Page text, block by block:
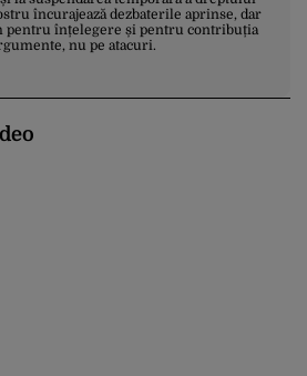
încurajează dezbaterile aprinse, dar
pentru înțelegere și pentru contribuția
nu pe atacuri.